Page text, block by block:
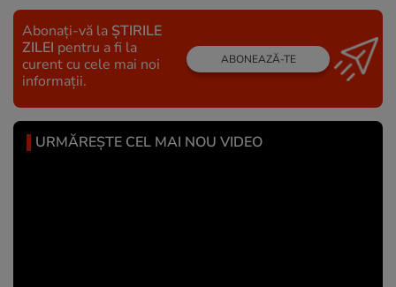
Abonați-vă la ȘTIRILE
ZILEI pentru a fi la
curent cu cele mai noi
informații.
ABONEAZĂ-TE
URMĂREȘTE CEL MAI NOU VIDEO